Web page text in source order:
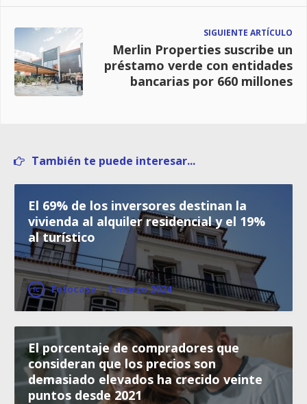
SIGUIENTE ARTÍCULO
Merlin Properties suscribe un
préstamo verde con entidades
bancarias por 660 millones
También te puede interesar...
El 69% de los inversores destinan la
vivienda al alquiler residencial y el 19%
al turístico
Fotocasa · 1 marzo 2024
El porcentaje de compradores que
consideran que los precios son
demasiado elevados ha crecido veinte
puntos desde 2021